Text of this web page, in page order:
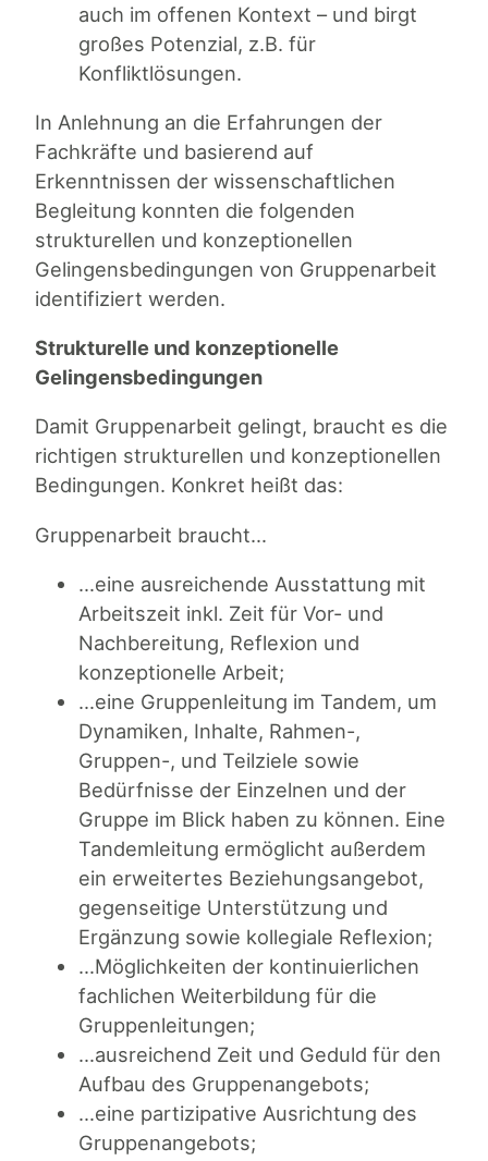
auch im offenen Kontext – und birgt
großes Potenzial, z.B. für
Konfliktlösungen.
In Anlehnung an die Erfahrungen der
Fachkräfte und basierend auf
Erkenntnissen der wissenschaftlichen
Begleitung konnten die folgenden
strukturellen und konzeptionellen
Gelingensbedingungen von Gruppenarbeit
identifiziert werden.
Strukturelle und konzeptionelle
Gelingensbedingungen
Damit Gruppenarbeit gelingt, braucht es die
richtigen strukturellen und konzeptionellen
Bedingungen. Konkret heißt das:
Gruppenarbeit braucht…
…eine ausreichende Ausstattung mit
Arbeitszeit inkl. Zeit für Vor- und
Nachbereitung, Reflexion und
konzeptionelle Arbeit;
…eine Gruppenleitung im Tandem, um
Dynamiken, Inhalte, Rahmen-,
Gruppen-, und Teilziele sowie
Bedürfnisse der Einzelnen und der
Gruppe im Blick haben zu können. Eine
Tandemleitung ermöglicht außerdem
ein erweitertes Beziehungsangebot,
gegenseitige Unterstützung und
Ergänzung sowie kollegiale Reflexion;
…Möglichkeiten der kontinuierlichen
fachlichen Weiterbildung für die
Gruppenleitungen;
…ausreichend Zeit und Geduld für den
Aufbau des Gruppenangebots;
…eine partizipative Ausrichtung des
Gruppenangebots;